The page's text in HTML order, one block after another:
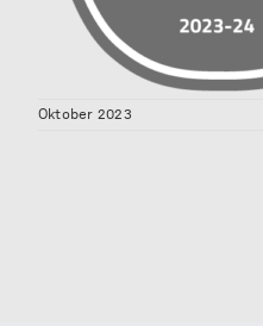
Oktober 2023